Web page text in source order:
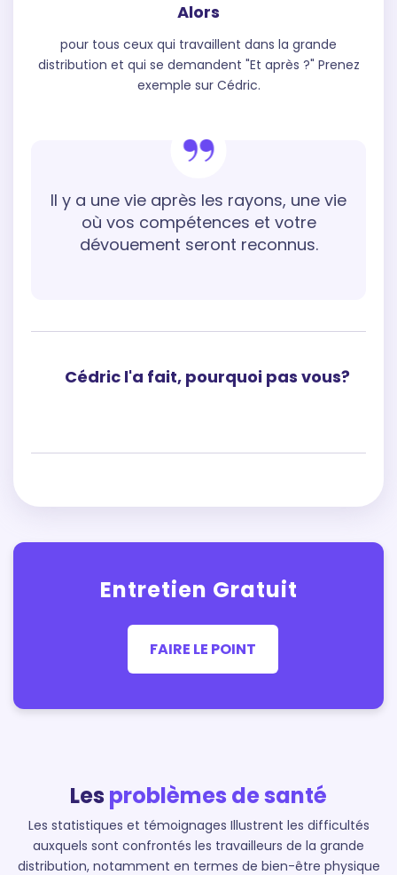
Alors
pour tous ceux qui travaillent dans la grande
distribution et qui se demandent "Et après ?" Prenez
exemple sur Cédric.
Il y a une vie après les rayons, une vie
où vos compétences et votre
dévouement seront reconnus.
Cédric l'a fait, pourquoi pas vous?
Entretien Gratuit
FAIRE LE POINT
Les problèmes de santé
Les statistiques et témoignages Illustrent les difficultés
auxquels sont confrontés les travailleurs de la grande
distribution, notamment en termes de bien-être physique